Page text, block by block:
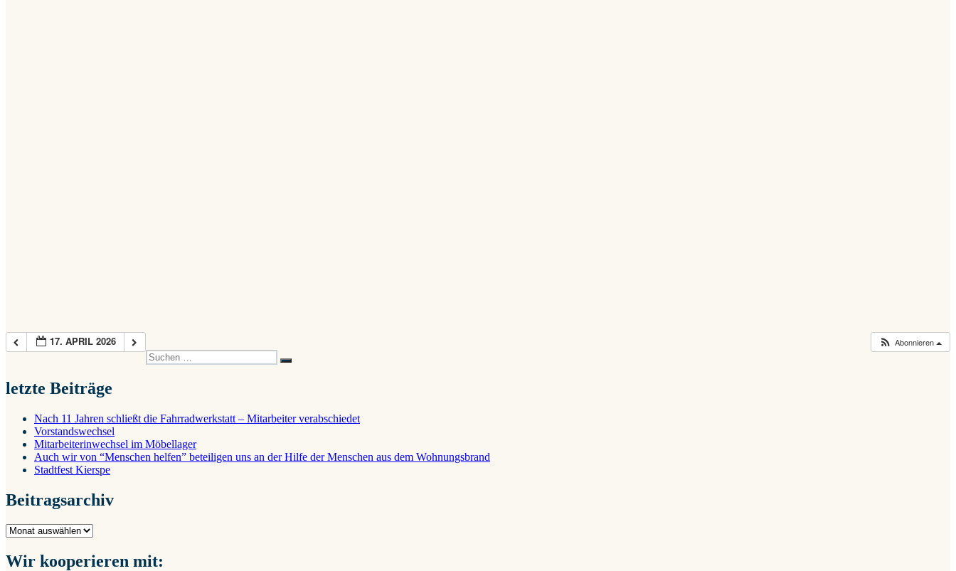
17. APRIL 2026 Abonnieren
Suche
nach:
Suchen
letzte Beiträge
Nach 11 Jahren schließt die Fahrradwerkstatt – Mitarbeiter verabschiedet
Vorstandswechsel
Mitarbeiterinwechsel im Möbellager
Auch wir von “Menschen helfen” beteiligen uns an der Hilfe der Menschen aus dem Wohnungsbrand
Stadtfest Kierspe
Beitragsarchiv
Beitragsarchiv
Wir kooperieren mit: